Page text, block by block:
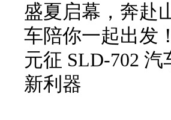
盛夏启幕，奔赴
车陪你一起出发！
元征 SLD-702
新利器